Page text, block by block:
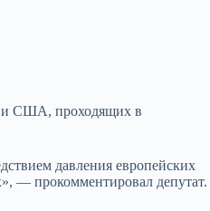
и США, проходящих в
давления европейских
— прокомментировал депутат.